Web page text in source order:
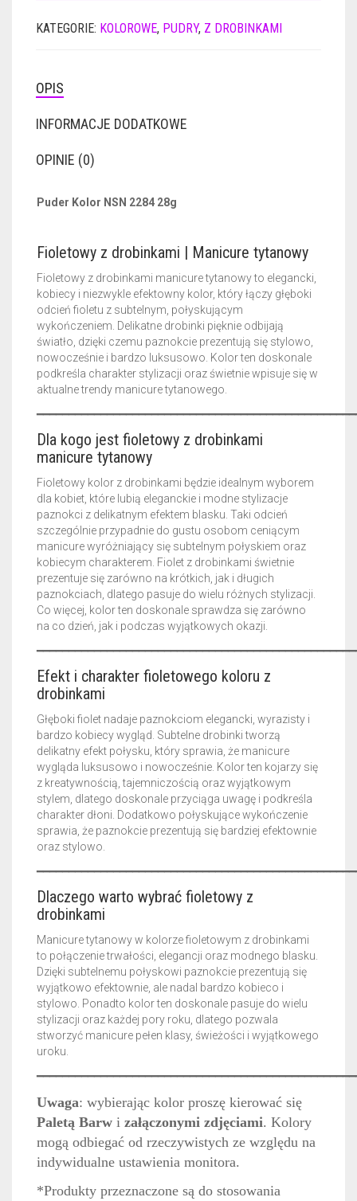
GEL TOP 15ML
BRUSH SAVER 15ML
28G
KATEGORIE: KOLOROWE, PUDRY, Z DROBINKAMI
OPIS
INFORMACJE DODATKOWE
OPINIE (0)
Puder Kolor NSN 2284 28g
Fioletowy z drobinkami | Manicure tytanowy
Fioletowy z drobinkami manicure tytanowy to elegancki,
kobiecy i niezwykle efektowny kolor, który łączy głęboki
odcień fioletu z subtelnym, połyskującym
wykończeniem. Delikatne drobinki pięknie odbijają
światło, dzięki czemu paznokcie prezentują się stylowo,
nowocześnie i bardzo luksusowo. Kolor ten doskonale
podkreśla charakter stylizacji oraz świetnie wpisuje się w
aktualne trendy manicure tytanowego.
Dla kogo jest fioletowy z drobinkami
manicure tytanowy
Fioletowy kolor z drobinkami będzie idealnym wyborem
dla kobiet, które lubią eleganckie i modne stylizacje
paznokci z delikatnym efektem blasku. Taki odcień
szczególnie przypadnie do gustu osobom ceniącym
manicure wyróżniający się subtelnym połyskiem oraz
kobiecym charakterem. Fiolet z drobinkami świetnie
prezentuje się zarówno na krótkich, jak i długich
paznokciach, dlatego pasuje do wielu różnych stylizacji.
Co więcej, kolor ten doskonale sprawdza się zarówno
na co dzień, jak i podczas wyjątkowych okazji.
Efekt i charakter fioletowego koloru z
drobinkami
Głęboki fiolet nadaje paznokciom elegancki, wyrazisty i
bardzo kobiecy wygląd. Subtelne drobinki tworzą
delikatny efekt połysku, który sprawia, że manicure
wygląda luksusowo i nowocześnie. Kolor ten kojarzy się
z kreatywnością, tajemniczością oraz wyjątkowym
stylem, dlatego doskonale przyciąga uwagę i podkreśla
charakter dłoni. Dodatkowo połyskujące wykończenie
sprawia, że paznokcie prezentują się bardziej efektownie
oraz stylowo.
Dlaczego warto wybrać fioletowy z
drobinkami
Manicure tytanowy w kolorze fioletowym z drobinkami
to połączenie trwałości, elegancji oraz modnego blasku.
Dzięki subtelnemu połyskowi paznokcie prezentują się
wyjątkowo efektownie, ale nadal bardzo kobieco i
stylowo. Ponadto kolor ten doskonale pasuje do wielu
stylizacji oraz każdej pory roku, dlatego pozwala
stworzyć manicure pełen klasy, świeżości i wyjątkowego
uroku.
Uwaga: wybierając kolor proszę kierować się
Paletą Barw i załączonymi zdjęciami. Kolory
mogą odbiegać od rzeczywistych ze względu na
indywidualne ustawienia monitora.
*Produkty przeznaczone są do stosowania